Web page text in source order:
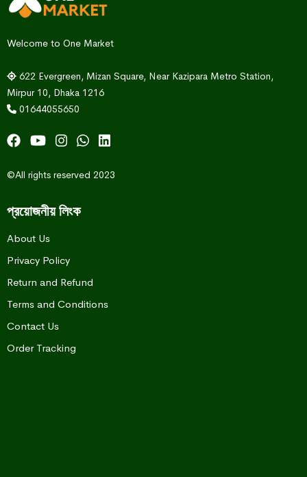
Welcome to One Market
622 Evergreen, Mizan Square, Near Kazipara Metro Station,
Mirpur 10, Dhaka 1216
01644055650
©All rights reserved 2023
প্রয়োজনীয় লিংক
About Us
Privacy Policy
Return and Refund
Terms and Conditions
Contact Us
Order Tracking